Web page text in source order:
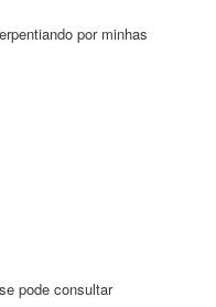
por minhas
pode consultar